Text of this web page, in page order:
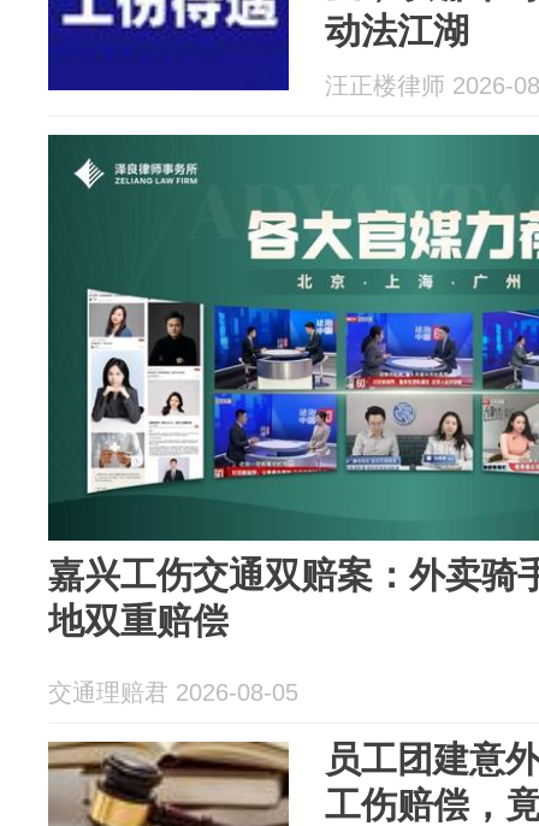
动法江湖
汪正楼律师 2026-
嘉兴工伤交通双赔案：外卖骑
地双重赔偿
交通理赔君 2026-08-05
员工团建意
工伤赔偿，